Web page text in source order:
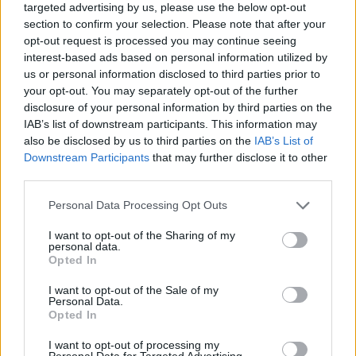
targeted advertising by us, please use the below opt-out
section to confirm your selection. Please note that after your
opt-out request is processed you may continue seeing
interest-based ads based on personal information utilized by
us or personal information disclosed to third parties prior to
your opt-out. You may separately opt-out of the further
disclosure of your personal information by third parties on the
IAB’s list of downstream participants. This information may
also be disclosed by us to third parties on the IAB’s List of
Downstream Participants that may further disclose it to other
Personal Data Processing Opt Outs
I want to opt-out of the Sharing of my
personal data.
Opted In
I want to opt-out of the Sale of my
Personal Data.
Opted In
I want to opt-out of processing my
ΗΜΕΡΟΜΗΝΙΑ ΩΡΑ ΑΝΑΧΩΡΗΣΗΣ ΠΛΟΙΟ